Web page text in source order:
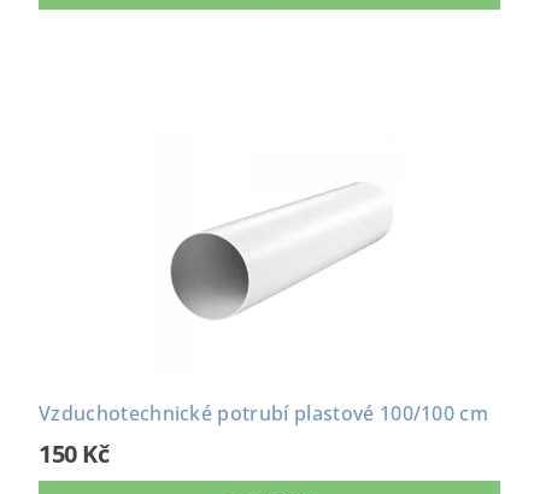
Vzduchotechnické potrubí plastové 100/100 cm
150 Kč